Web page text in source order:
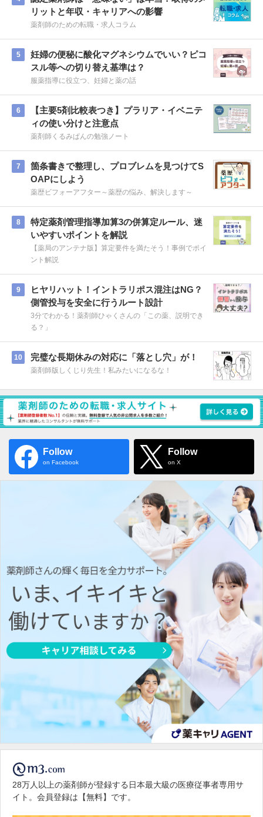
リットと年収・キャリアへの影響
薬剤師のための転職・求人コラム
5
妊婦の便秘に酸化マグネシウムでいい？ピコ
スル等への切り替え基準は？
服薬指導に役立つ、妊婦と薬の話
6
【主要5剤比較表つき】プラリア・イベニテ
ィの使い分けと注意点
薬剤師くるみぱんの勉強ノート
7
箇条書きで整理し、プロブレムを見つけてS
OAPにしよう
薬歴ビフォーアフター～薬歴の悩み、解決します～
8
特定薬剤管理指導加算3の併算定ルール、迷
いやすいポイントを解説
【薬局のアンテナ版】算定要件を満たそう！事例でポイ
ント解説
9
ヒヤリハット！イントラリポス混注はNG？
側管投与を安全に行うルート設計
3分でわかる！薬剤師ひゃくさんの「この薬、説明でき
る？」
10 完璧な長期休みの対応に「落とし穴」が！
薬剤師版しくじり先生！私みたいになるな！
Follow
on Facebook
Follow
on X
28万人以上の薬剤師が登録する日本最大級の医療従事者専用サ
イト。会員登録は【無料】です。